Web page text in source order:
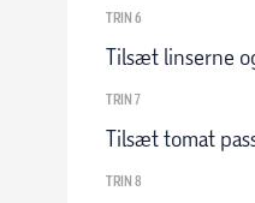
TRIN 6
Tilsæt linserne
TRIN 7
Tilsæt tomat
TRIN 8